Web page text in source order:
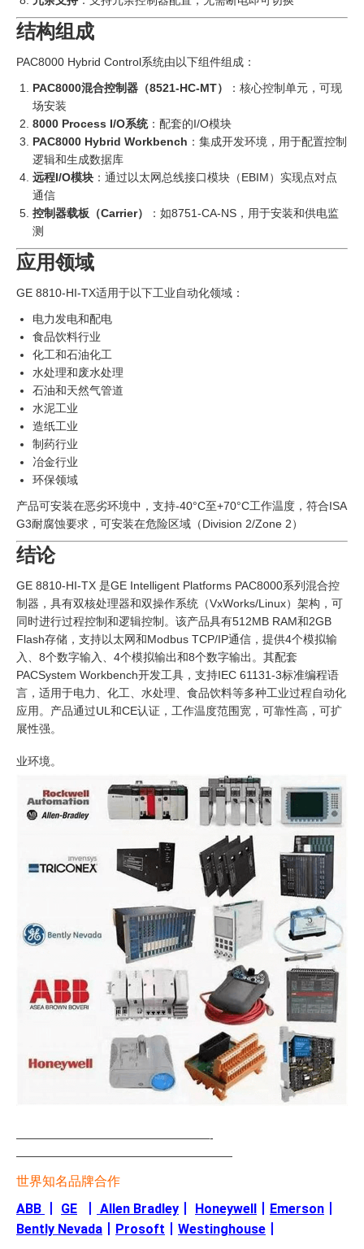
结构组成
PAC8000 Hybrid Control系统由以下组件组成：
PAC8000混合控制器（8521-HC-MT）
‍：核心控制单元，可现
场安装
8000 Process I/O系统：配套的I/O模块
PAC8000 Hybrid Workbench ：集成开发环境，用于配置控制
逻辑和生成数据库
远程I/O模块 ：通过以太网总线接口模块（EBIM）实现点对点
通信
控制器载板（Carrier）
‍：如8751-CA-NS，用于安装和供电监
测
应用领域
GE 8810-HI-TX适用于以下工业自动化领域：
电力发电和配电
食品饮料行业
化工和石油化工
水处理和废水处理
石油和天然气管道
水泥工业
造纸工业
制药行业
冶金行业
环保领域
产品可安装在恶劣环境中，支持-40°C至+70°C工作温度，符合ISA
G3耐腐蚀要求，可安装在危险区域（Division 2/Zone 2）
结论
GE 8810-HI-TX 是GE Intelligent Platforms PAC8000系列混合控
制器，具有双核处理器和双操作系统（VxWorks/Linux）架构，可
同时进行过程控制和逻辑控制。该产品具有512MB RAM和2GB
Flash存储，支持以太网和Modbus TCP/IP通信，提供4个模拟输
入、8个数字输入、4个模拟输出和8个数字输出。其配套
PACSystem Workbench开发工具，支持IEC 61131-3标准编程语
言，适用于电力、化工、水处理、食品饮料等多种工业过程自动化
应用。产品通过UL和CE认证，工作温度范围宽，可靠性高，可扩
展性强。
业环境。
—————————————————-
———————————————————
世界知名品牌合作
ABB GE Allen Bradley Honeywell Emerson
Bently Nevada
Prosoft Westinghouse